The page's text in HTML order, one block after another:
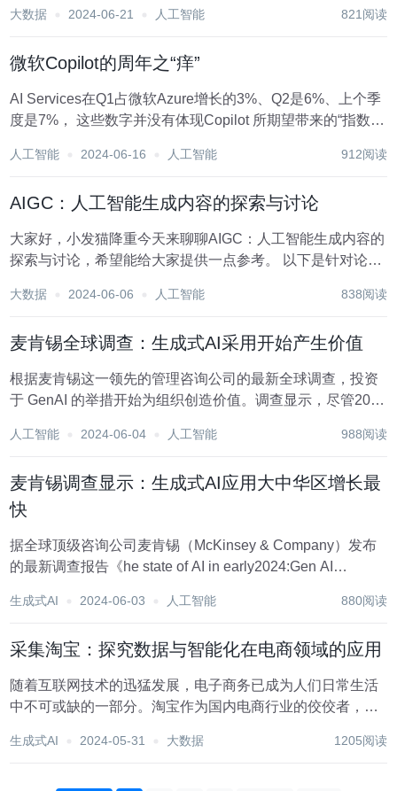
如此。管理变革对于当今的CIO来说也至关重要。 这些事项
大数据 2024-06-21 人工智能 821阅读
微软Copilot的周年之“痒”
AI Services在Q1占微软Azure增长的3%、Q2是6%、上个季
度是7%， 这些数字并没有体现Copilot 所期望带来的“指数级
人工智能 2024-06-16 人工智能 912阅读
AIGC：人工智能生成内容的探索与讨论
大家好，小发猫降重今天来聊聊AIGC：人工智能生成内容的
探索与讨论，希望能给大家提供一点参考。 以下是针对论文
工具： AIGC：人工智能生成内容的探索与讨论 一、引言 在
大数据 2024-06-06 人工智能 838阅读
麦肯锡全球调查：生成式AI采用开始产生价值
根据麦肯锡这一领先的管理咨询公司的最新全球调查，投资
于 GenAI 的举措开始为组织创造价值。调查显示，尽管2023
获取商业价值的一年。 图源备注：图片由AI生成，图片授权
人工智能 2024-06-04 人工智能 988阅读
​麦肯锡调查显示：生成式AI应用大中华区增长最
快
据全球顶级咨询公司麦肯锡（McKinsey & Company）发布
的最新调查报告《he state of AI in early2024:Gen AI
生成式AI 2024-06-03 人工智能 880阅读
采集淘宝：探究数据与智能化在电商领域的应用
随着互联网技术的迅猛发展，电子商务已成为人们日常生活
中不可或缺的一部分。淘宝作为国内电商行业的佼佼者，不
式——采集淘宝。本文将深入探讨采集淘宝的背后原理、应
生成式AI 2024-05-31 大数据 1205阅读